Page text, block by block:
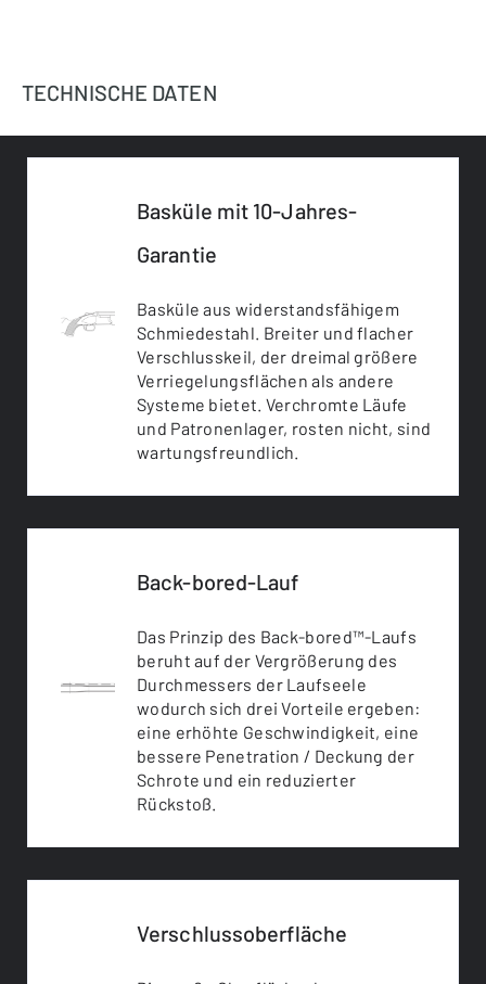
TECHNISCHE DATEN
Basküle mit 10-Jahres-
Garantie
Basküle aus widerstandsfähigem
Schmiedestahl. Breiter und flacher
Verschlusskeil, der dreimal größere
Verriegelungsflächen als andere
Systeme bietet. Verchromte Läufe
und Patronenlager, rosten nicht, sind
wartungsfreundlich.
Back-bored-Lauf
Das Prinzip des Back-bored™-Laufs
beruht auf der Vergrößerung des
Durchmessers der Laufseele
wodurch sich drei Vorteile ergeben:
eine erhöhte Geschwindigkeit, eine
bessere Penetration / Deckung der
Schrote und ein reduzierter
Rückstoß.
Verschlussoberfläche